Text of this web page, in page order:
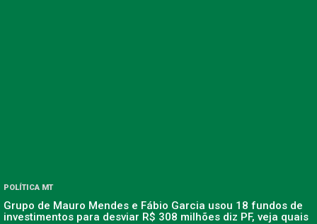
POLÍTICA MT
Grupo de Mauro Mendes e Fábio Garcia usou 18 fundos de
investimentos para desviar R$ 308 milhões diz PF, veja quais